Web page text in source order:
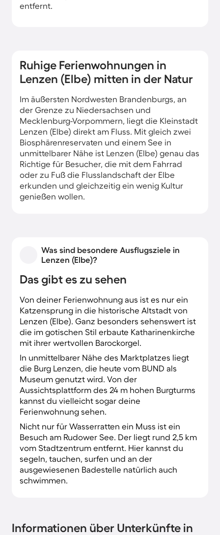
entfernt.
Ruhige Ferienwohnungen in
Lenzen (Elbe) mitten in der Natur
Im äußersten Nordwesten Brandenburgs, an
der Grenze zu Niedersachsen und
Mecklenburg-Vorpommern, liegt die Kleinstadt
Lenzen (Elbe) direkt am Fluss. Mit gleich zwei
Biosphärenreservaten und einem See in
unmittelbarer Nähe ist Lenzen (Elbe) genau das
Richtige für Besucher, die mit dem Fahrrad
oder zu Fuß die Flusslandschaft der Elbe
erkunden und gleichzeitig ein wenig Kultur
genießen wollen.
Freunden oder der Familie. Von deiner
Ferienwohnung aus ist es nur ein Katzensprung
Gebäuden. Cafés und Restaurants mit
regionalen Spezialitäten zum Genießen ein.
Was sind besondere Ausflugsziele in
Lenzen (Elbe)?
Das gibt es zu sehen
Von deiner Ferienwohnung aus ist es nur ein
Katzensprung in die historische Altstadt von
Lenzen (Elbe). Ganz besonders sehenswert ist
die im gotischen Stil erbaute Katharinenkirche
mit ihrer wertvollen Barockorgel.
In unmittelbarer Nähe des Marktplatzes liegt
die Burg Lenzen, die heute vom BUND als
Museum genutzt wird. Von der
Aussichtsplattform des 24 m hohen Burgturms
kannst du vielleicht sogar deine
Ferienwohnung sehen.
Nicht nur für Wasserratten ein Muss ist ein
Besuch am Rudower See. Der liegt rund 2,5 km
vom Stadtzentrum entfernt. Hier kannst du
segeln, tauchen, surfen und an der
ausgewiesenen Badestelle natürlich auch
schwimmen.
Informationen über Unterkünfte in